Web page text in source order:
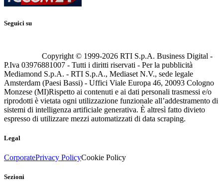
Seguici su
Copyright © 1999-2026 RTI S.p.A. Business Digital -
P.Iva 03976881007 - Tutti i diritti riservati - Per la pubblicità
Mediamond S.p.A. - RTI S.p.A., Mediaset N.V., sede legale
Amsterdam (Paesi Bassi) - Uffici Viale Europa 46, 20093 Cologno
Monzese (MI)Rispetto ai contenuti e ai dati personali trasmessi e/o
riprodotti è vietata ogni utilizzazione funzionale all’addestramento di
sistemi di intelligenza artificiale generativa. È altresì fatto divieto
espresso di utilizzare mezzi automatizzati di data scraping.
Legal
CorporatePrivacy PolicyCookie Policy
Sezioni